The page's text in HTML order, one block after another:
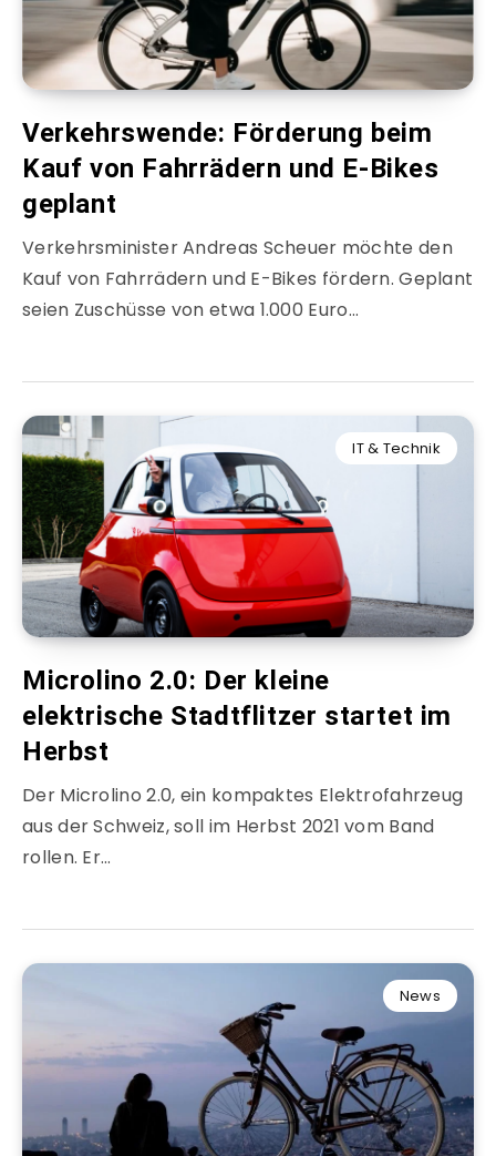
Verkehrswende: Förderung beim
Kauf von Fahrrädern und E-Bikes
geplant
Verkehrsminister Andreas Scheuer möchte den
Kauf von Fahrrädern und E-Bikes fördern. Geplant
seien Zuschüsse von etwa 1.000 Euro…
IT & Technik
Microlino 2.0: Der kleine
elektrische Stadtflitzer startet im
Herbst
Der Microlino 2.0, ein kompaktes Elektrofahrzeug
aus der Schweiz, soll im Herbst 2021 vom Band
rollen. Er…
News